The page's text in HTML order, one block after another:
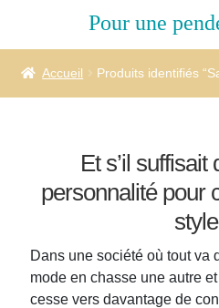
Pour une
Accueil Produits identifiés
Et s’il suffisait
personnalité pour
Dans une société où tout va
mode en chasse une autre
cesse vers davantage de